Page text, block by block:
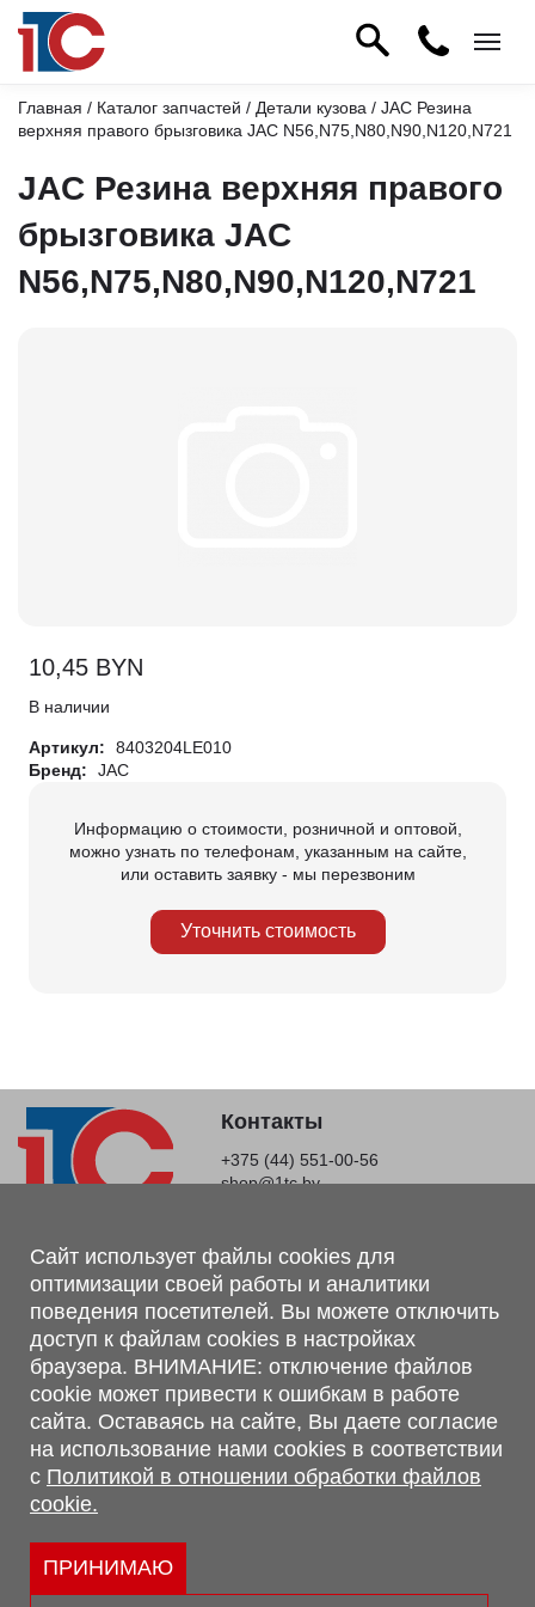
Главная / Каталог запчастей / Детали кузова / JAC Резина
верхняя правого брызговика JAC N56,N75,N80,N90,N120,N721
JAC Резина верхняя правого
брызговика JAC
N56,N75,N80,N90,N120,N721
10,45 BYN
В наличии
Артикул:
8403204LE010
Бренд:
JAC
Информацию о стоимости, розничной и оптовой,
можно узнать по телефонам, указанным на сайте,
или оставить заявку - мы перезвоним
Уточнить стоимость
Контакты
+375 (44) 551-00-56
shop@1tc.by
Магазин, склад
г. Минск, Минский р-н, п. Привольный, ул. Мира, 20А,
223062
г. Брест, ул. Лейтенанта Рябцева, 108 В, 224701
Обращаем Ваше внимание, что вся предоставленная на сайте
информация, касающаяся комплектаций, технических
характеристик, цветовых сочетаний, а также стоимости и
сервисного обслуживания носит информационный характер и
не является публичной офертой, определяемой п.2 ст.407
Гражданского кодекса Республики Беларусь.
Политика обработки персональных данных
Политикой в отношении обработки файлов cookie.
Сайт использует файлы cookies для
оптимизации своей работы и аналитики
поведения посетителей. Вы можете отключить
доступ к файлам cookies в настройках
браузера. ВНИМАНИЕ: отключение файлов
cookie может привести к ошибкам в работе
сайта. Оставаясь на сайте, Вы даете согласие
на использование нами cookies в соответствии
с Политикой в отношении обработки файлов
cookie.
ПРИНИМАЮ